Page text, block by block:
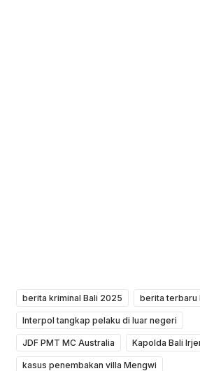
berita kriminal Bali 2025 berita terbaru
Interpol tangkap pelaku di luar negeri
JDF PMT MC Australia Kapolda Bali
kasus penembakan villa Mengwi